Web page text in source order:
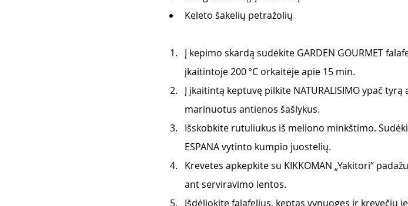
Keleto šakelių petražolių
Į kepimo skardą sudėkite GARDEN GOURMET
įkaitintoje 200 °C orkaitėje apie 15 min.
Į įkaitintą keptuvę pilkite NATURALISIMO ypač
marinuotus antienos šašlykus.
Išskobkite rutuliukus iš meliono minkštimo.
ESPANA vytinto kumpio juostelių.
Krevetes apkepkite su KIKKOMAN „Yakitori“
ant serviravimo lentos.
Išdėliokite falafelius, keptas vynuoges ir krevečių